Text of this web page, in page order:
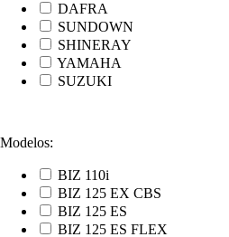
DAFRA
SUNDOWN
SHINERAY
YAMAHA
SUZUKI
Modelos:
BIZ 110i
BIZ 125 EX CBS
BIZ 125 ES
BIZ 125 ES FLEX